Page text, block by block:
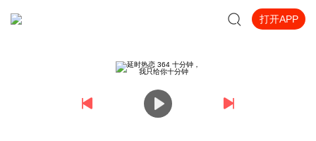
打开APP